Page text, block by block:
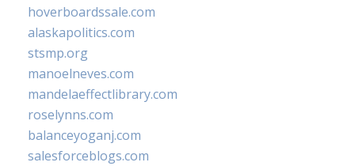
hoverboardssale.com
alaskapolitics.com
stsmp.org
manoelneves.com
mandelaeffectlibrary.com
roselynns.com
balanceyoganj.com
salesforceblogs.com